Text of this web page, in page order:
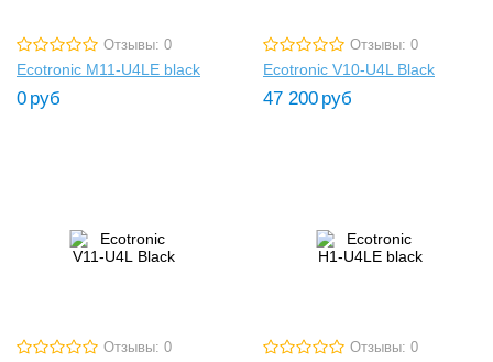
Отзывы: 0
Ecotronic M11-U4LE black
0 руб
Отзывы: 0
Ecotronic V10-U4L Black
47 200 руб
Отзывы: 0 Отзывы: 0